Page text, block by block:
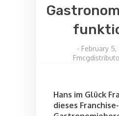
- February 5,
Hans im Glück
dieses